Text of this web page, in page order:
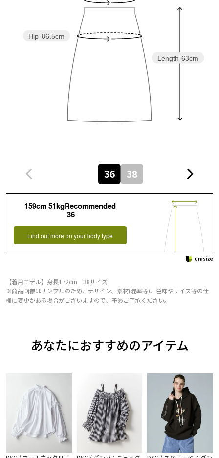
Length 63cm
Hip 86.5cm
36 38
159cm 51kgRecommended
36
Find out more on your body type
【着用モデル】身長172cm 38サイズ
※商品画像はサンプルのため、デザイン、素材(混率等)、色味やサイズ等の仕
様に変更がある場合がございますので、予めご了承ください。
あなたにおすすめのアイテム